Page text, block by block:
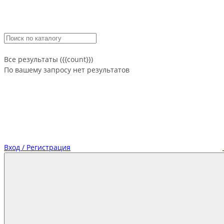
Все результаты ({{count}})
По вашему запросу нет результатов
Вход / Регистрация